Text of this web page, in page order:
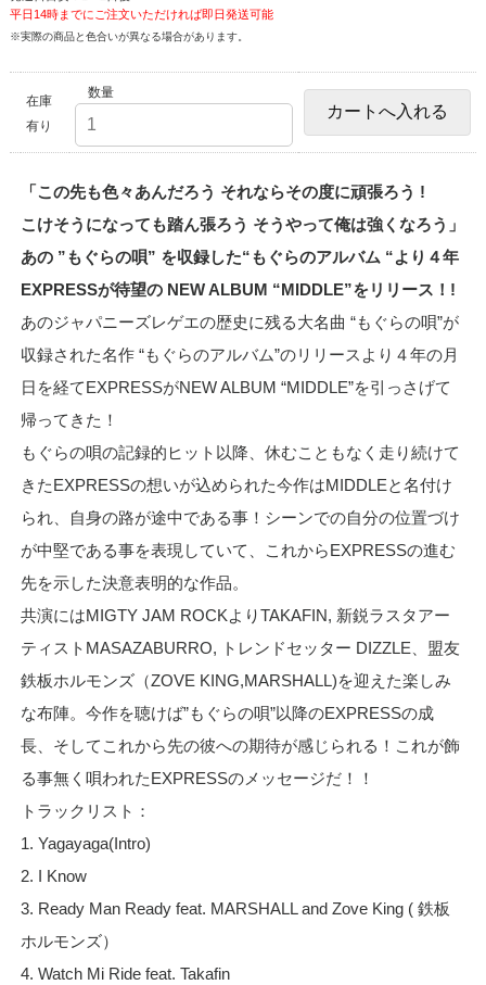
平日14時までにご注文いただければ即日発送可能
※実際の商品と色合いが異なる場合があります。
在庫
有り
数量
「この先も色々あんだろう それならその度に頑張ろう !
こけそうになっても踏ん張ろう そうやって俺は強くなろう」
あの ”もぐらの唄” を収録した“もぐらのアルバム “より４年
EXPRESSが待望の NEW ALBUM “MIDDLE”をリリース！!
あのジャパニーズレゲエの歴史に残る大名曲 “もぐらの唄”が
収録された名作 “もぐらのアルバム”のリリースより４年の月
日を経てEXPRESSがNEW ALBUM “MIDDLE”を引っさげて
帰ってきた！
もぐらの唄の記録的ヒット以降、休むこともなく走り続けて
きたEXPRESSの想いが込められた今作はMIDDLEと名付け
られ、自身の路が途中である事！シーンでの自分の位置づけ
が中堅である事を表現していて、これからEXPRESSの進む
先を示した決意表明的な作品。
共演にはMIGTY JAM ROCKよりTAKAFIN, 新鋭ラスタアー
ティストMASAZABURRO, トレンドセッター DIZZLE、盟友
鉄板ホルモンズ（ZOVE KING,MARSHALL)を迎えた楽しみ
な布陣。今作を聴けば”もぐらの唄”以降のEXPRESSの成
長、そしてこれから先の彼への期待が感じられる！これが飾
る事無く唄われたEXPRESSのメッセージだ！！
トラックリスト：
1. Yagayaga(Intro)
2. I Know
3. Ready Man Ready feat. MARSHALL and Zove King ( 鉄板
ホルモンズ）
4. Watch Mi Ride feat. Takafin